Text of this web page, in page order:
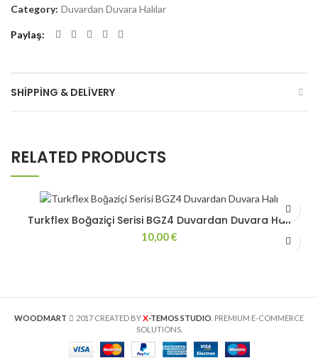
Category: Duvardan Duvara Halılar
Paylaş
SHIPPING & DELIVERY
RELATED PRODUCTS
Turkflex Boğaziçi Serisi BGZ4 Duvardan Duvara Halı
10,00€
WOODMART 2017 CREATED BYX-TEMOS STUDIO . PREMIUM E-COMMERCE
SOLUTIONS.